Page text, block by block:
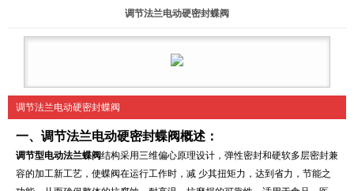
调节法兰电动硬密封蝶阀
调节法兰电动硬密封蝶阀
一、 调节法兰电动硬密封蝶阀概述：
调节型电动法兰蝶阀结构采用三维偏心原理设计，弹性密封和硬软多层密封兼
容的加工新工艺，使蝶阀在运行工作时，减 少其扭矩力，达到省力，节能之